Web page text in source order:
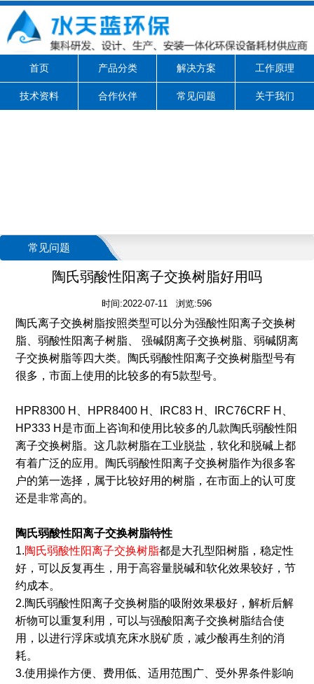
首页 产品分类 解决方案 工作原理
技术资料 合作伙伴 常见问题 关于我们
常见问题
陶氏弱酸性阳离子交换树脂好用吗
时间:2022-07-11 浏览:596
陶氏离子交换树脂按照类型可以分为强酸性阳离子交换树
脂、弱酸性阳离子树脂、 强碱阴离子交换树脂、弱碱阴离
子交换树脂等四大类。陶氏弱酸性阳离子交换树脂型号有
很多，市面上使用的比较多的有5款型号。
HPR8300 H、HPR8400 H、IRC83 H、IRC76CRF H、
HP333 H是市面上咨询和使用比较多的几款陶氏弱酸性阳
离子交换树脂。这几款树脂在工业脱盐，软化和脱碱上都
有着广泛的应用。陶氏弱酸性阳离子交换树脂作为很多客
户的第一选择，属于比较好用的树脂，在市面上的认可度
还是非常高的。
陶氏弱酸性阳离子交换树脂特性
1.陶氏弱酸性阳离子交换树脂都是大孔型阳树脂，稳定性
好，可以反复再生，用于高容量脱碱和软化效果较好，节
约成本。
2.陶氏弱酸性阳离子交换树脂的吸附效果极好，解析后解
析物可以重复利用，可以与强酸阳离子交换树脂结合使
用，以进行浮床或填充床水脱矿质，减少酸再生剂的消
耗。
3.使用操作方便、费用低、适用范围广、受外界条件影响